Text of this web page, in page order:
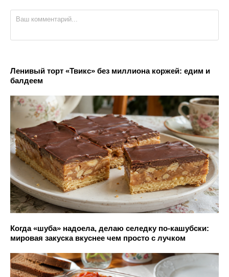
Ленивый торт «Твикс» без миллиона коржей: едим и
балдеем
Когда «шуба» надоела, делаю селедку по-кашубски:
мировая закуска вкуснее чем просто с лучком